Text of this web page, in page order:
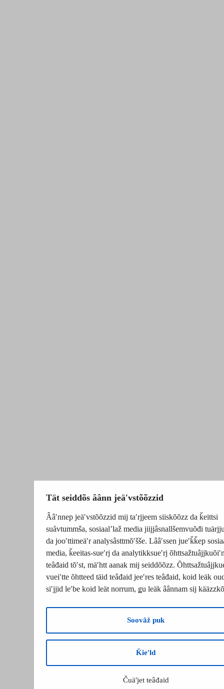
Tät seiddõs âânn jeäʹvstõõzzid
Ââʹnnep jeäʹvstõõzzid mij taʹrjjeem siiskõõzz da ǩeittsi
suåvtummša, sosiaalʼlaž media jiijjâsnallšemvuõđi
da jooʹttimeäʹr analysâsttmõʹšše. Lââʹssen jueʹǩǩep
media, ǩeeitas-sueʹrj da analytikksueʹrj
teâđaid tõʹst, mäʹhtt aanak mij seiddõõzz.
vueiʹtte õhtteed täid teâđaid jeeʹres teâđaid, koid leäk
siʹjjid leʹbe koid leät norrum, ǥu leäk âânnam sij
Soovâž puk
Ǩieʹld
Čuäʹjet teâđaid